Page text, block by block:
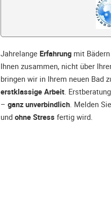
Jahrelange Erfahrung mit
Ihnen zusammen, nicht über
bringen wir in Ihrem neuen Bad
erstklassige Arbeit.
– ganz unverbindlich. Melden
und ohne Stress fertig wird.